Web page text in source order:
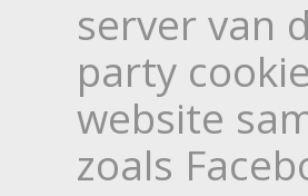
server van
party
website
zoals